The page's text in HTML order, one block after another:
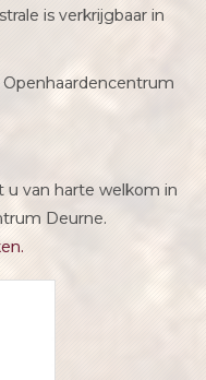
is verkrijgbaar in
Openhaardencentrum
u van harte welkom in
Deurne.